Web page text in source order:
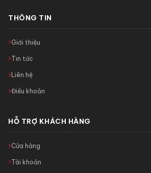
THÔNG TIN
Giới thiệu
Tin tức
Liên hệ
Điều khoản
HỖ TRỢ KHÁCH HÀNG
Cửa hàng
Tài khoản